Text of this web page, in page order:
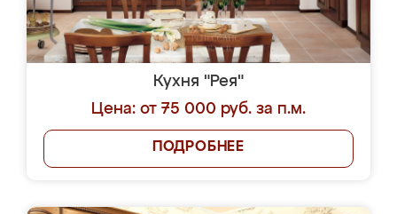
Кухня "Рея"
Цена: от 75 000 руб. за п.м.
ПОДРОБНЕЕ